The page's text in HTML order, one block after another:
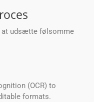
at udsætte følsomme
(OCR) to
formats.